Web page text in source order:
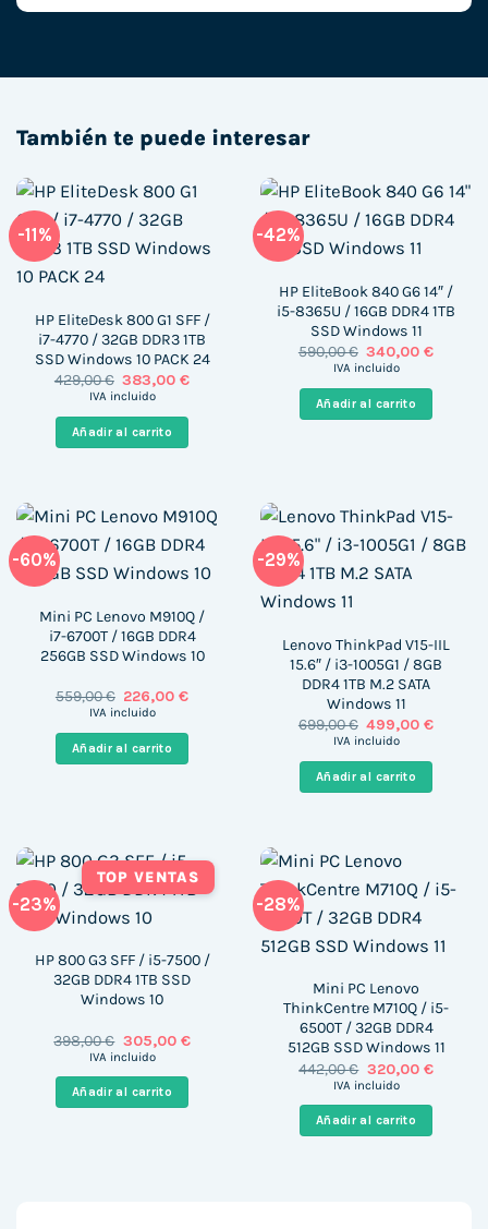
También te puede interesar
-11%
HP EliteDesk 800 G1 SFF /
i7-4770 / 32GB DDR3 1TB
SSD Windows 10 PACK 24
429,00€ El
precio
era:
429,00 €.
383,00€El
IVA incluido
Añadir al carrito
-42%
HP EliteBook 840 G6 14″ /
i5-8365U / 16GB DDR4 1TB
SSD Windows 11
590,00€ El
precio
era:
590,00 €.
340,00€El
IVA incluido
Añadir al carrito
-60%
Mini PC Lenovo M910Q /
i7-6700T / 16GB DDR4
256GB SSD Windows 10
559,00€ El
precio
era:
559,00 €.
226,00€El
es:
IVA incluido
Añadir al carrito
-29%
Lenovo ThinkPad V15-IIL
15.6″ / i3-1005G1 / 8GB
DDR4 1TB M.2 SATA
Windows 11
699,00€ El
precio
era:
699,00 €.
499,00€El
IVA incluido
Añadir al carrito
-23%
TOP VENTAS
HP 800 G3 SFF / i5-7500 /
32GB DDR4 1TB SSD
Windows 10
398,00€ El
precio
era:
398,00 €.
305,00 €El
IVA incluido
Añadir al carrito
-28%
Mini PC Lenovo
ThinkCentre M710Q / i5-
6500T / 32GB DDR4
512GB SSD Windows 11
442,00€ El
precio
era:
442,00 €.
320,00 €El
es:
320,00
IVA incluido
Añadir al carrito